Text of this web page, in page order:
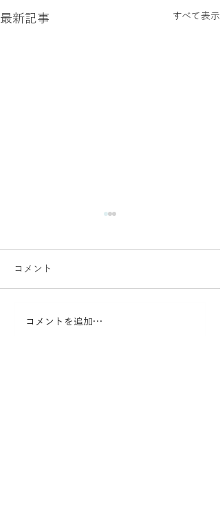
最新記事 すべて表示
散骨＆終活の個別相談デ
コメント
コメントを追加…